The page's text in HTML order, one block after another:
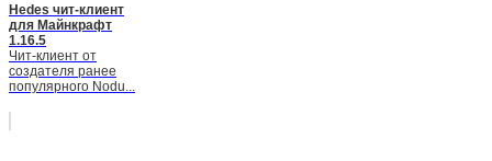
Hedes чит-клиент
для Майнкрафт
1.16.5
Чит-клиент от
создателя ранее
популярного Nodu...